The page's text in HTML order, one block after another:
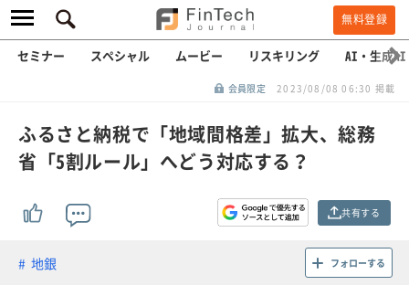
無料登録
セミナー スペシャル ムービー リスキリング AI・生成AI
会員限定 2023/08/08 06:30 掲載
ふるさと納税で「地域間格差」拡大、総務
省「5割ルール」へどう対応する？
共有する
地銀 フォローする